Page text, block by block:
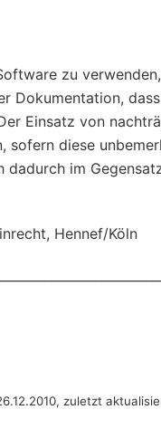
zu
Dokumentation,
Einsatz von
diese
dadurch im
Hennef/Köln
zuletzt